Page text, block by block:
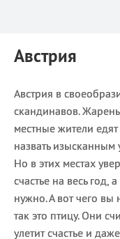
Австрия
Австрия в
скандинавов.
местные жители
назвать
Но в этих местах
счастье на весь год,
нужно. А вот чего вы
так это птицу. Они
улетит счастье и